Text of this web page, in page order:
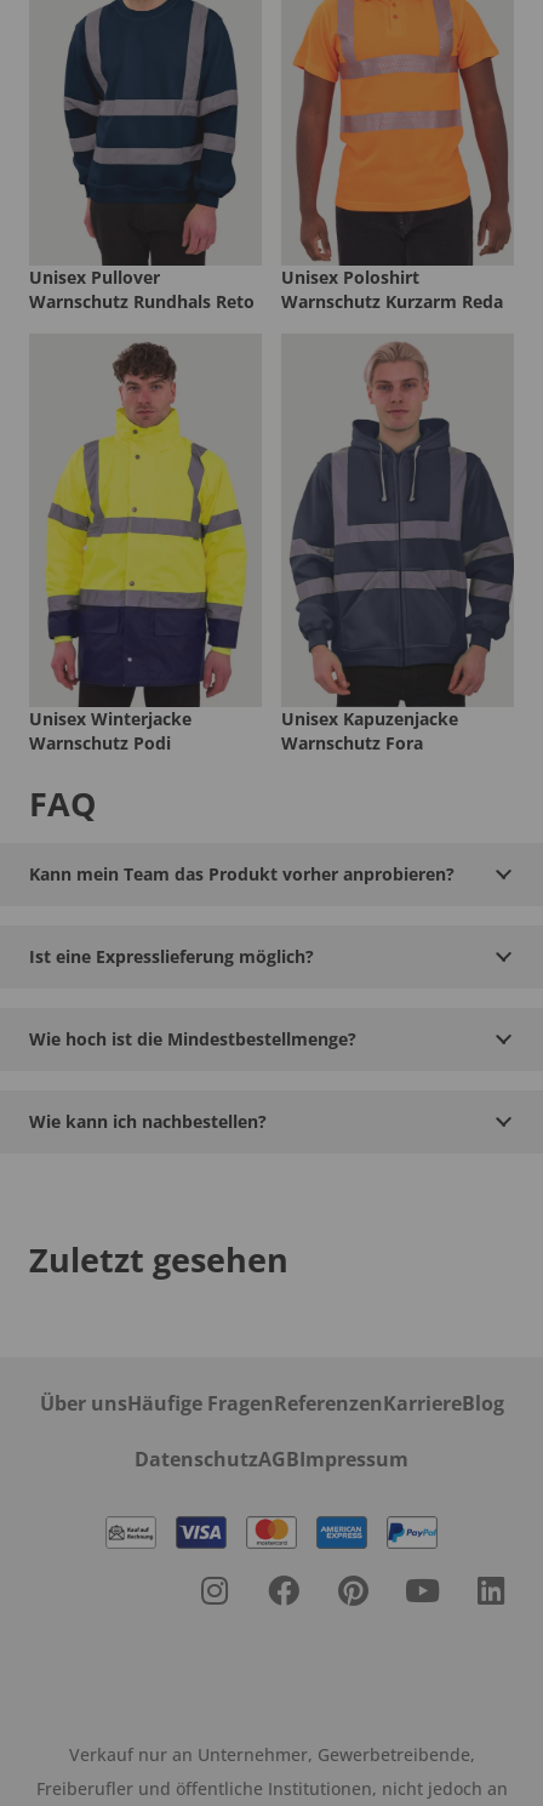
Unisex Pullover
Warnschutz Rundhals Reto
Unisex Poloshirt
Warnschutz Kurzarm Reda
Unisex Winterjacke
Warnschutz Podi
Unisex Kapuzenjacke
Warnschutz Fora
FAQ
Kann mein Team das Produkt vorher anprobieren?
Ist eine Expresslieferung möglich?
Wie hoch ist die Mindestbestellmenge?
Wie kann ich nachbestellen?
Zuletzt gesehen
Über unsHäufige FragenReferenzenKarriereBlog
DatenschutzAGBImpressum
Verkauf nur an Unternehmer, Gewerbetreibende,
Freiberufler und öffentliche Institutionen, nicht jedoch an